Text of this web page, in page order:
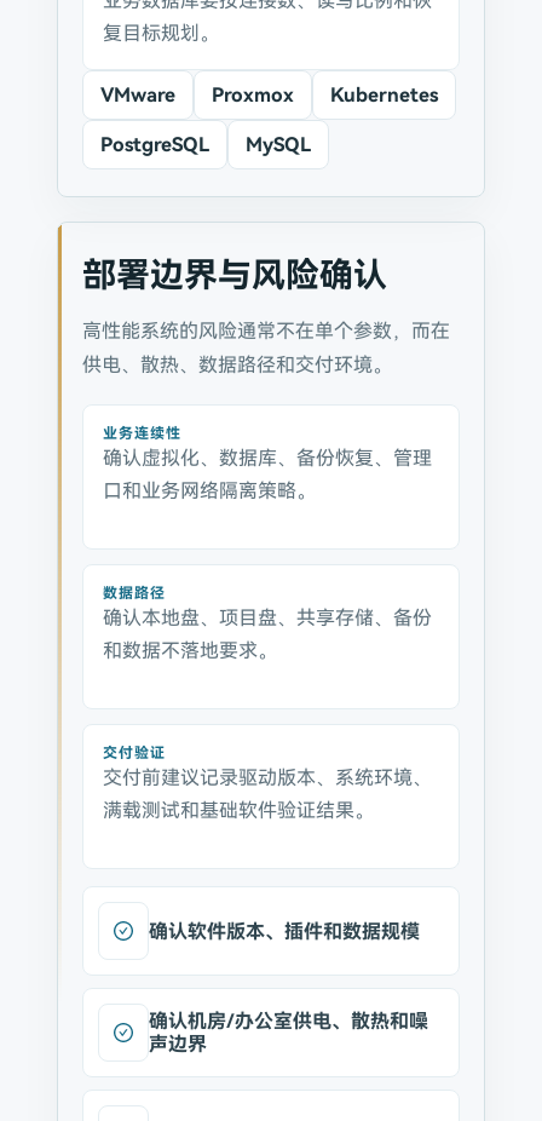
复目标规划。
VMware Proxmox Kubernetes
PostgreSQL MySQL
部署边界与风险确认
高性能系统的风险通常不在单个参数，而在
供电、散热、数据路径和交付环境。
业务连续性
确认虚拟化、数据库、备份恢复、管理
口和业务网络隔离策略。
数据路径
确认本地盘、项目盘、共享存储、备份
和数据不落地要求。
交付验证
交付前建议记录驱动版本、系统环境、
满载测试和基础软件验证结果。
确认软件版本、插件和数据规模
确认机房/办公室供电、散热和噪
声边界